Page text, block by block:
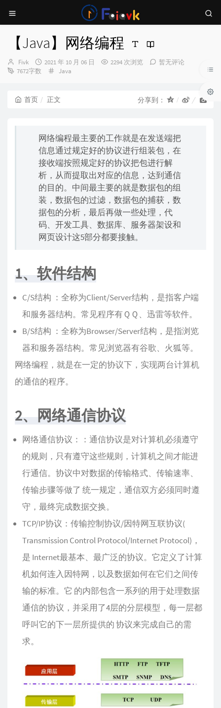
【Java】网络编程
博
主：
Fivk
发
布
2021 年 10 月 06 日 2294 次浏览
暂无评论
7672字数
分
Java
首页 正文 分享到：
网络编程最主要的工作就是在发送端把
信息通过规定好的协议进行组装包，在
接收端按照规定好的协议把包进行解
析，从而提取出对应的信息，达到通信
的目的。中间最主要的就是数据包的组
装，数据包的过滤，数据包的捕获，数
据包的分析，最后再做一些处理，代
码、开发工具、数据库、服务器架设和
网页设计这5部分都要接触。
1、软件结构
C/S结构 ：全称为Client/Server结构，是指客户端
和服务器结构。常见程序有ＱＱ、迅雷等软件。
B/S结构 ：全称为Browser/Server结构，是指浏览
器和服务器结构。常见浏览器有谷歌、火狐等。
网络编程，就是在一定的协议下，实现两台计算机
的通信的程序。
2、网络通信协议
网络通信协议：：通信协议是对计算机必须遵守
的规则，只有遵守这些规则，计算机之间才能进
行通信。协议中对数据的传输格式、传输速率、
传输步骤等做了 统一规定，通信双方必须同时遵
守，最终完成数据交换。
TCP/IP协议：传输控制协议/因特网互联协议(
Transmission Control Protocol/Internet Protocol)，
是 Internet最基本、最广泛的协议。它定义了计算
机如何连入因特网，以及数据如何在它们之间传
输的标准。它 的内部包含一系列的用于处理数据
通信的协议，并采用了4层的分层模型，每一层都
呼叫它的下一层所提供的 协议来完成自己的需
求。